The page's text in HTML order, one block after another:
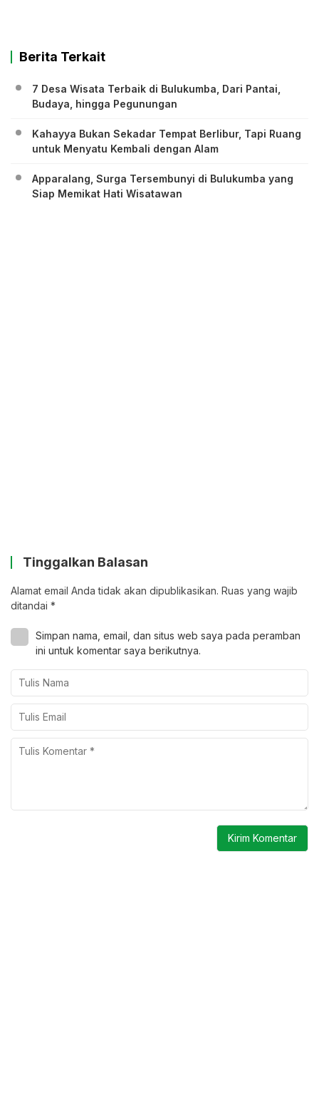
Berita Terkait
7 Desa Wisata Terbaik di Bulukumba, Dari Pantai,
Budaya, hingga Pegunungan
Kahayya Bukan Sekadar Tempat Berlibur, Tapi Ruang
untuk Menyatu Kembali dengan Alam
Apparalang, Surga Tersembunyi di Bulukumba yang
Siap Memikat Hati Wisatawan
Tinggalkan Balasan
Alamat email Anda tidak akan dipublikasikan. Ruas yang wajib
ditandai *
Simpan nama, email, dan situs web saya pada peramban
ini untuk komentar saya berikutnya.